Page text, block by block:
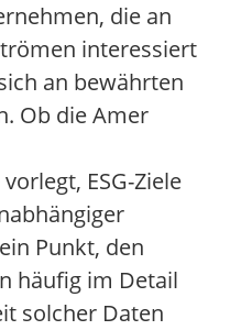
die an
interessiert
an bewährten
Ob die Amer
ESG-Ziele
Punkt, den
häufig im Detail
solcher Daten